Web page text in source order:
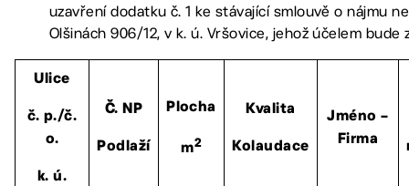
uzavření dodatku č. 1 ke stávající smlouvě o nájmu
Olšinách 906/12, v k. ú. Vršovice, jehož účelem
Ulice
č. p./č.
o.
k. ú.
Č. NP
Podlaží
Plocha
m2
Kvalita
Kolaudace
Jméno –
Firma